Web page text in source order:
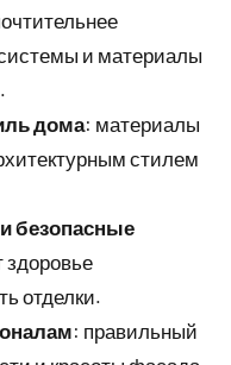
и материалы
дома: материалы
стилем
безопасные
здоровье
отделки.
: правильный